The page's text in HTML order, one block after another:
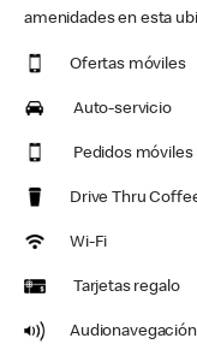
amenidades en esta
Ofertas móviles
Auto-servicio
Pedidos móviles
Drive Thru
Wi-Fi
Tarjetas regalo